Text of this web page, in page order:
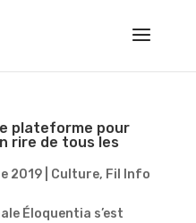
plateforme pour
rire de tous les
2019| Culture, Fil Info
Éloquentia s’est